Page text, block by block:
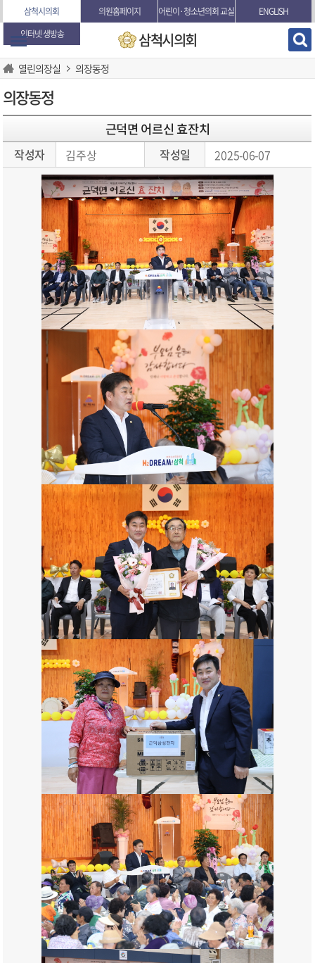
본문바로가기
삼척시의회 의원홈페이지 어린이·청소년의회 교실
ENGLISH
인터넷 생방송
삼척시의회
열린의장실 의장동정
의장동정
근덕면 어르신 효잔치
작성자 김주상 작성일 2025-06-07